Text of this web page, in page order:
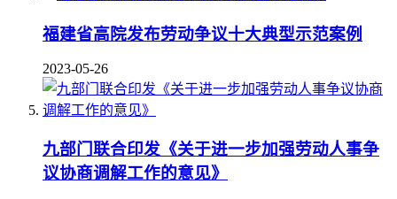
福建省高院发布劳动争议十大典型示范案例
2023-05-26
九部门联合印发《关于进一步加强劳动人事争
议协商调解工作的意见》